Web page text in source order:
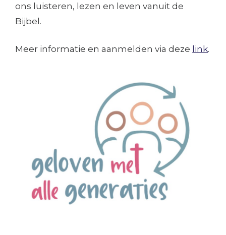
ons luisteren, lezen en leven vanuit de
Bijbel.
Meer informatie en aanmelden via deze link.